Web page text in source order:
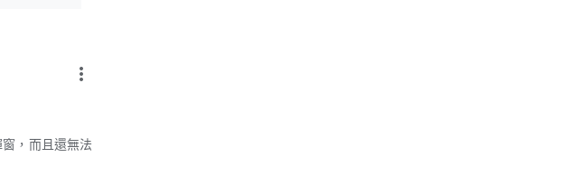
more_vert
，而且還無法